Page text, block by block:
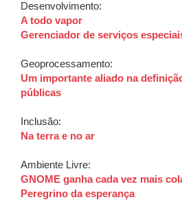
Desenvolvimento:
A todo vapor
Gerenciador de serviços
Geoprocessamento:
Um importante aliado na
públicas
Inclusão:
Na terra e no ar
Ambiente Livre:
GNOME ganha cada vez mais
Peregrino da esperança